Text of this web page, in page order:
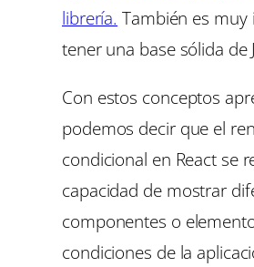
librería. También es
tener una base sólida de
Con estos conceptos
podemos decir que el
condicional en React se
capacidad de mostrar
componentes o
condiciones de la